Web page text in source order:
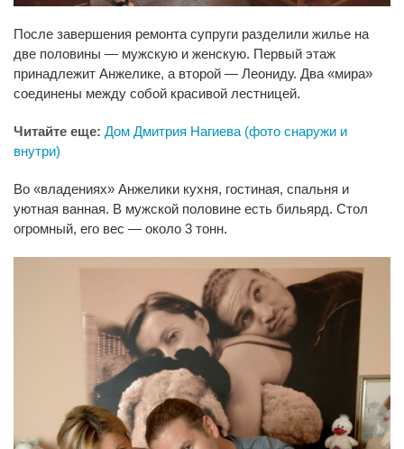
После завершения ремонта супруги разделили жилье на
две половины — мужскую и женскую. Первый этаж
принадлежит Анжелике, а второй — Леониду. Два «мира»
соединены между собой красивой лестницей.
Читайте еще: Дом Дмитрия Нагиева (фото снаружи и
внутри)
Во «владениях» Анжелики кухня, гостиная, спальня и
уютная ванная. В мужской половине есть бильярд. Стол
огромный, его вес — около 3 тонн.